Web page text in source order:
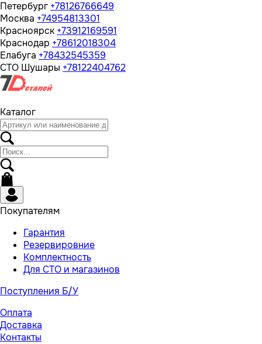
Петербург +78126766649
Москва +74954813301
Красноярск +73912169591
Краснодар +78612018304
Елабуга +78432545359
СТО Шушары +78122404762
Каталог
Покупателям
Гарантия
Резервировние
Комплектность
Для СТО и магазинов
Поступления Б/У
Оплата
Доставка
Контакты